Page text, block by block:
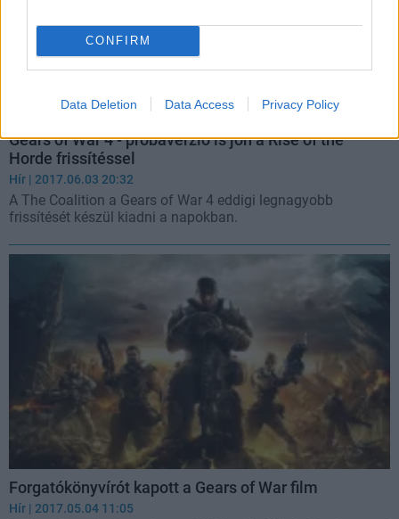
CONFIRM
Data Deletion Data Access Privacy Policy
Gears of War 4 - próbaverzió is jön a Rise of the
Horde frissítéssel
Hír | 2017.06.03 20:32
A The Coalition a Gears of War 4 eddigi legnagyobb
frissítését készül kiadni a napokban.
Forgatókönyvírót kapott a Gears of War film
Hír | 2017.05.04 11:05